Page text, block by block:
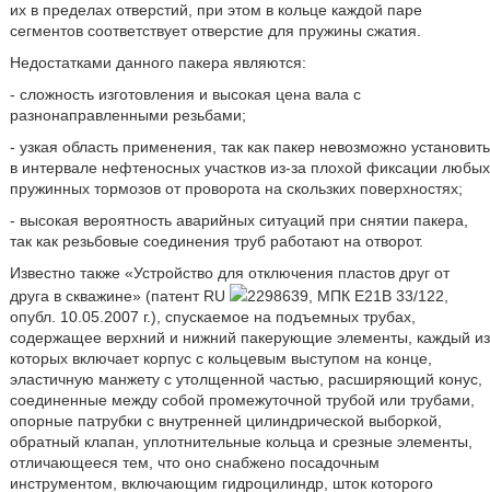
их в пределах отверстий, при этом в кольце каждой паре
сегментов соответствует отверстие для пружины сжатия.
Недостатками данного пакера являются:
- сложность изготовления и высокая цена вала с
разнонаправленными резьбами;
- узкая область применения, так как пакер невозможно установить
в интервале нефтеносных участков из-за плохой фиксации любых
пружинных тормозов от проворота на скользких поверхностях;
- высокая вероятность аварийных ситуаций при снятии пакера,
так как резьбовые соединения труб работают на отворот.
Известно также «Устройство для отключения пластов друг от
друга в скважине» (патент RU
2298639, МПК E21B 33/122,
опубл. 10.05.2007 г.), спускаемое на подъемных трубах,
содержащее верхний и нижний пакерующие элементы, каждый из
которых включает корпус с кольцевым выступом на конце,
эластичную манжету с утолщенной частью, расширяющий конус,
соединенные между собой промежуточной трубой или трубами,
опорные патрубки с внутренней цилиндрической выборкой,
обратный клапан, уплотнительные кольца и срезные элементы,
отличающееся тем, что оно снабжено посадочным
инструментом, включающим гидроцилиндр, шток которого